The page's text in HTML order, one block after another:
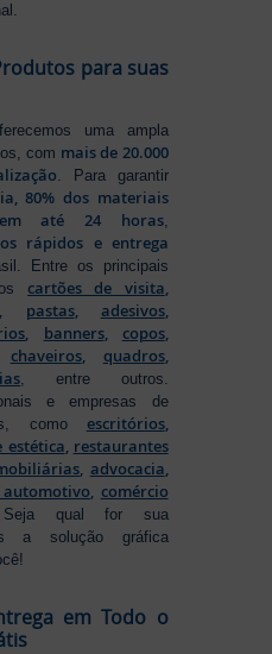
para suas
uma ampla
com mais de 20.000
. Para garantir
80% dos materiais
até 24 horas,
rápidos e entrega
Entre os principais
cartões de visita,
, pastas, adesivos,
, banners, copos,
chaveiros, quadros,
, entre outros.
e empresas de
como escritórios,
estética, restaurantes
, advocacia,
, comércio
qual for sua
a solução gráfica
em Todo o